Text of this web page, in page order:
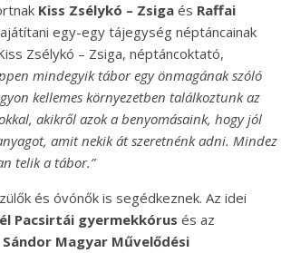
Kiss Zsélykó – Zsiga és Raffai
egy-egy tájegység néptáncainak
Zsélykó – Zsiga, néptáncoktató,
mindegyik tábor egy önmagának szóló
kellemes környezetben találkoztunk az
akikről azok a benyomásaink, hogy jól
amit nekik át szeretnénk adni. Mindez
telik a tábor.”
és óvónők is segédkeznek. Az idei
Pacsirtái gyermekkórus és az
Magyar Művelődési